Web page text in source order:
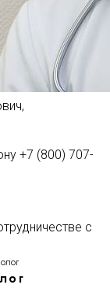
+7 (800) 707-
с